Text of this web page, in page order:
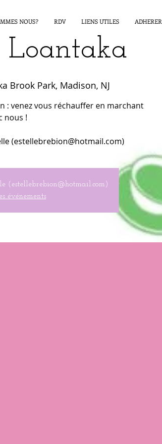
NOUS? RDV LIENS UTILES ADHERER
Brook Park, Madison, NJ
: venez vous réchauffer en marchant
nous !
(estellebrebion@hotmail.com)
(estellebrebion@hotmail.com)
événements